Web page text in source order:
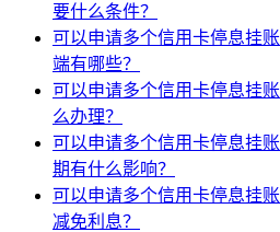
要什么条件？
可以申请多个信用卡停息挂
端有哪些？
可以申请多个信用卡停息挂
么办理？
可以申请多个信用卡停息挂
期有什么影响？
可以申请多个信用卡停息挂
减免利息？